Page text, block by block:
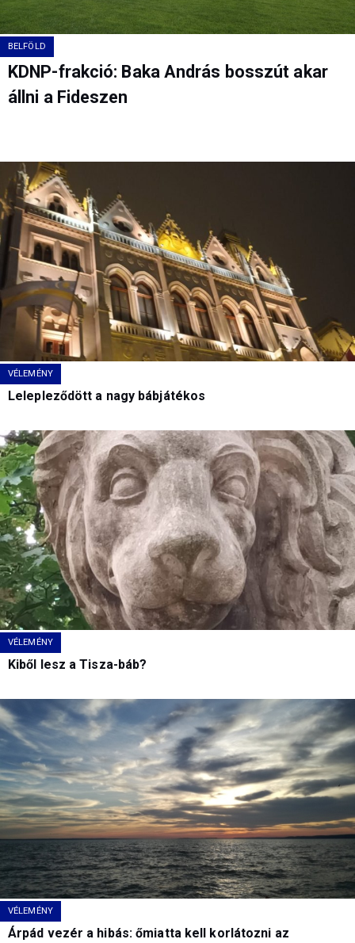
BELFÖLD
KDNP-frakció: Baka András bosszút akar
állni a Fideszen
VÉLEMÉNY
Lelepleződött a nagy bábjátékos
VÉLEMÉNY
Kiből lesz a Tisza-báb?
VÉLEMÉNY
Árpád vezér a hibás: őmiatta kell korlátozni az